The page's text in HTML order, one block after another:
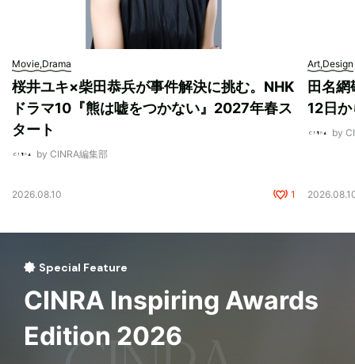
Movie,Drama
桜井ユキ×柴田恭兵が事件解決に挑む。NHK
ドラマ10『熊は嘘をつかない』2027年春ス
タート
by CINRA編集部
2026.08.10 1
Art,Design
田名
12日
by
Special Feature
CINRA Inspiring Awards
Edition 2026